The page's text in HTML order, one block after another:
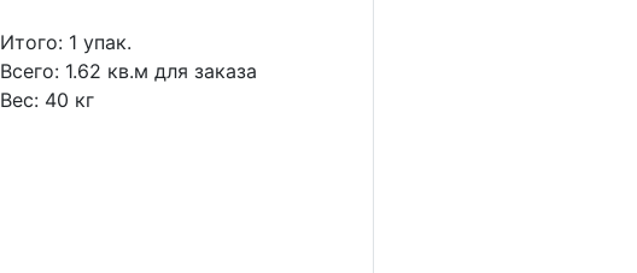
Итого: 1 упак.
Всего: 1.62 кв.м для заказа
Вес: 40 кг